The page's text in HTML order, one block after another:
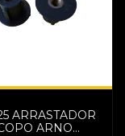
ARRASTADOR
ARNO